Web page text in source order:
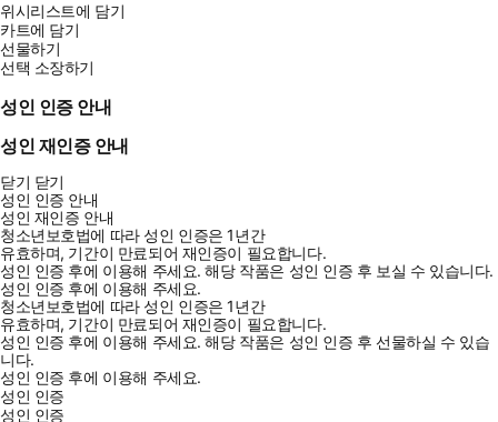
위시리스트에 담기
카트에 담기
선물하기
선택 소장하기
성인 인증 안내
성인 재인증 안내
닫기 닫기
성인 인증 안내
성인 재인증 안내
청소년보호법에 따라 성인 인증은 1년간
유효하며, 기간이 만료되어 재인증이 필요합니다.
성인 인증 후에 이용해 주세요.해당 작품은 성인 인증 후 보실 수 있습니다.
성인 인증 후에 이용해 주세요.
청소년보호법에 따라 성인 인증은 1년간
유효하며, 기간이 만료되어 재인증이 필요합니다.
성인 인증 후에 이용해 주세요.해당 작품은 성인 인증 후 선물하실 수 있습
니다.
성인 인증 후에 이용해 주세요.
성인 인증
성인 인증